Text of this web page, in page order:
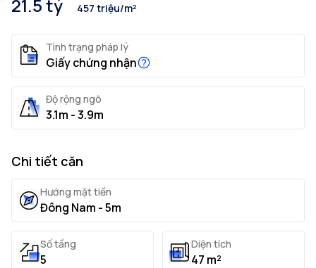
21.5 tỷ 457 triệu/m²
Tình trạng pháp lý
Giấy chứng nhận
Độ rộng ngõ
3.1m - 3.9m
Chi tiết căn
Hướng mặt tiền
Đông Nam - 5m
Số tầng
5
Diện tích
47 m²